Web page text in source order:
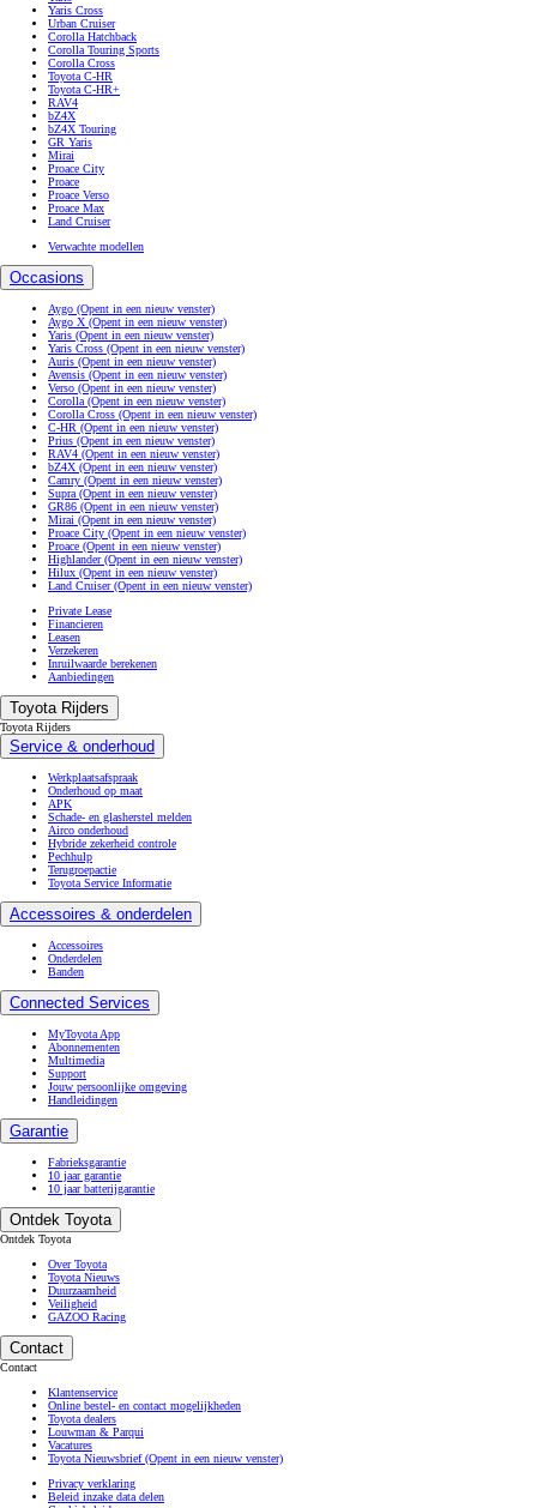
Yaris Cross
Urban Cruiser
Corolla Hatchback
Corolla Touring Sports
Corolla Cross
Toyota C-HR
Toyota C-HR+
RAV4
bZ4X
bZ4X Touring
GR Yaris
Mirai
Proace City
Proace
Proace Verso
Proace Max
Land Cruiser
Verwachte modellen
Occasions
Aygo (Opent in een nieuw venster)
Aygo X (Opent in een nieuw venster)
Yaris (Opent in een nieuw venster)
Yaris Cross (Opent in een nieuw venster)
Auris (Opent in een nieuw venster)
Avensis (Opent in een nieuw venster)
Verso (Opent in een nieuw venster)
Corolla (Opent in een nieuw venster)
Corolla Cross (Opent in een nieuw venster)
C-HR (Opent in een nieuw venster)
Prius (Opent in een nieuw venster)
RAV4 (Opent in een nieuw venster)
bZ4X (Opent in een nieuw venster)
Camry (Opent in een nieuw venster)
Supra (Opent in een nieuw venster)
GR86 (Opent in een nieuw venster)
Mirai (Opent in een nieuw venster)
Proace City (Opent in een nieuw venster)
Proace (Opent in een nieuw venster)
Highlander(Opent in een nieuw venster)
Hilux (Opent in een nieuw venster)
Land Cruiser(Opent in een nieuw venster)
Private Lease
Financieren
Leasen
Verzekeren
Inruilwaarde berekenen
Aanbiedingen
Toyota Rijders
Toyota Rijders
Service & onderhoud
Werkplaatsafspraak
Onderhoud op maat
APK
Schade- en glasherstel melden
Airco onderhoud
Hybride zekerheid controle
Pechhulp
Terugroepactie
Toyota Service Informatie
Accessoires & onderdelen
Accessoires
Onderdelen
Banden
Connected Services
MyToyota App
Abonnementen
Multimedia
Support
Jouw persoonlijke omgeving
Handleidingen
Garantie
Fabrieksgarantie
10 jaar garantie
10 jaar batterijgarantie
Ontdek Toyota
Ontdek Toyota
Over Toyota
Toyota Nieuws
Duurzaamheid
Veiligheid
GAZOO Racing
Contact
Contact
Klantenservice
Online bestel- en contact mogelijkheden
Toyota dealers
Louwman & Parqui
Vacatures
Toyota Nieuwsbrief(Opent in een nieuw venster)
Privacy verklaring
Beleid inzake data delen